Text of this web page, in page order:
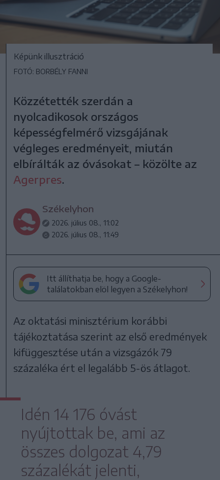
Képünk illusztráció
FOTÓ: BORBÉLY FANNI
Közzétették szerdán a
nyolcadikosok országos
képességfelmérő vizsgájának
végleges eredményeit, miután
elbírálták az óvásokat – közölte az
Agerpres.
Székelyhon
2026. július 08., 11:02
2026. július 08., 11:49
Itt állíthatja be, hogy a Google-
találatokban elöl legyen a Székelyhon!
Az oktatási minisztérium korábbi
tájékoztatása szerint az első eredmények
kifüggesztése után a vizsgázók 79
százaléka ért el legalább 5-ös átlagot.
Idén 14 176 óvást
nyújtottak be, ami az
összes dolgozat 4,79
százalékát jelenti,